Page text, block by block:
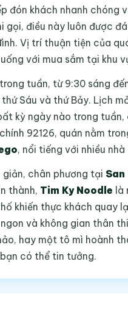
đón khách nhanh chóng
gọi, điều này luôn được
Vị trí thuận tiện của
với mua sắm tại khu
tuần, từ 9:30 sáng
Sáu và thứ Bảy. Lịch
kỳ ngày nào trong
92126, quán nằm
, nổi tiếng với nhiều
chân phương tại San
thành, Tim Ky Noodle
khiến thực khách quay
và không gian thân
hay một tô mì hoành
có thể tin tưởng.